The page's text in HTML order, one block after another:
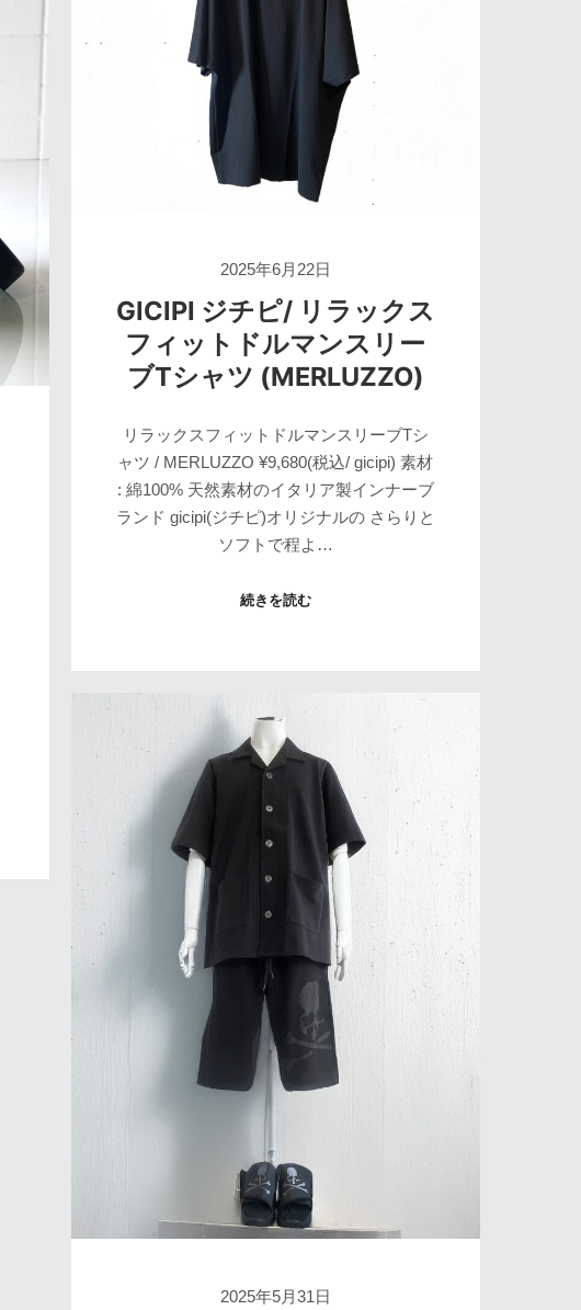
2025年6月22日
GICIPI ジチピ/ リラックス
フィットドルマンスリー
ブTシャツ (MERLUZZO)
リラックスフィットドルマンスリーブTシ
ャツ / MERLUZZO ¥9,680(税込/ gicipi) 素材
: 綿100% 天然素材のイタリア製インナーブ
ランド gicipi(ジチピ)オリジナルの さらりと
ソフトで程よ…
続きを読む
2025年5月31日